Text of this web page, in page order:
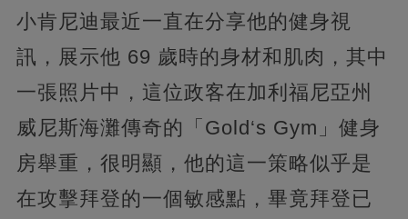
小肯尼迪最近一直在分享他的健身視
訊，展示他 69 歲時的身材和肌肉，其中
一張照片中，這位政客在加利福尼亞州
威尼斯海灘傳奇的「Gold‘s Gym」健身
房舉重，很明顯，他的這一策略似乎是
在攻擊拜登的一個敏感點，畢竟拜登已